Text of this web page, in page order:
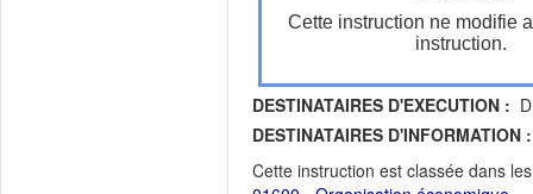
Cette instruction ne modifie
instruction.
DESTINATAIRES D'EXECUTION :
DESTINATAIRES D'INFORMATION :
Cette instruction est classée dans